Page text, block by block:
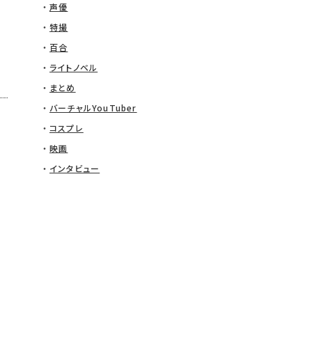
声優
特撮
百合
ライトノベル
まとめ
バーチャルYouTuber
コスプレ
映画
インタビュー